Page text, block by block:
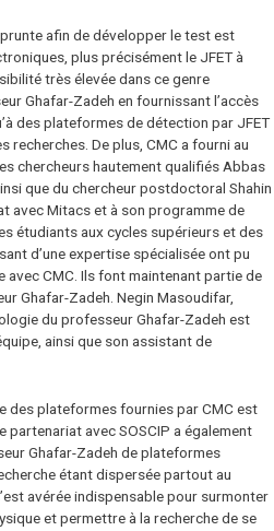
afin de développer le test est
plus précisément le JFET à
très élevée dans ce genre
Ghafar-Zadeh en fournissant l’accès
des plateformes de détection par JFET
recherches. De plus, CMC a fourni au
chercheurs hautement qualifiés Abbas
que du chercheur postdoctoral Shahin
avec Mitacs et à son programme de
étudiants aux cycles supérieurs et des
d’une expertise spécialisée ont pu
avec CMC. Ils font maintenant partie de
Ghafar-Zadeh. Negin Masoudifar,
du professeur Ghafar-Zadeh est
ainsi que son assistant de
des plateformes fournies par CMC est
partenariat avec SOSCIP a également
Ghafar-Zadeh de plateformes
étant dispersée partout au
avérée indispensable pour surmonter
et permettre à la recherche de se